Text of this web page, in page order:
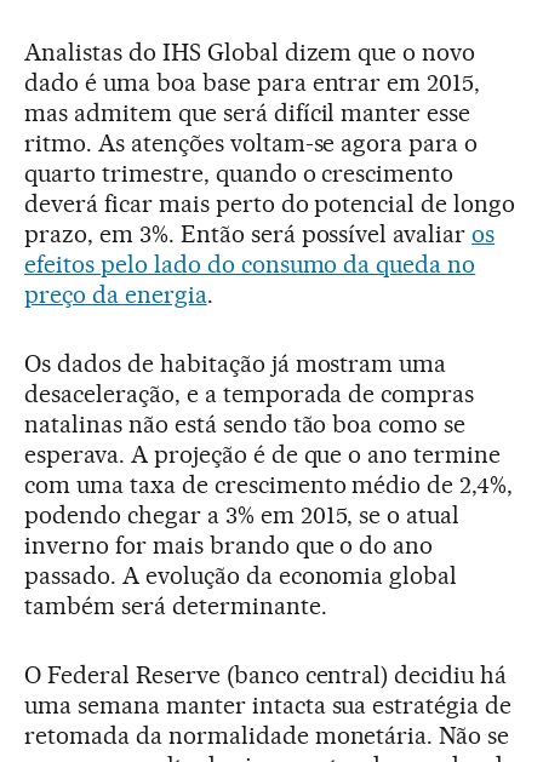
Analistas do IHS Global dizem que o novo
dado é uma boa base para entrar em 2015,
mas admitem que será difícil manter esse
ritmo. As atenções voltam-se agora para o
quarto trimestre, quando o crescimento
deverá ficar mais perto do potencial de longo
prazo, em 3%. Então será possível avaliaros
efeitos pelo lado do consumo da queda no
preço da energia.
Os dados de habitação já mostram uma
desaceleração, e a temporada de compras
natalinas não está sendo tão boa como se
esperava. A projeção é de que o ano termine
com uma taxa de crescimento médio de 2,4%,
podendo chegar a 3% em 2015, se o atual
inverno for mais brando que o do ano
passado. A evolução da economia global
também será determinante.
O Federal Reserve (banco central) decidiu há
uma semana manter intacta sua estratégia de
retomada da normalidade monetária. Não se